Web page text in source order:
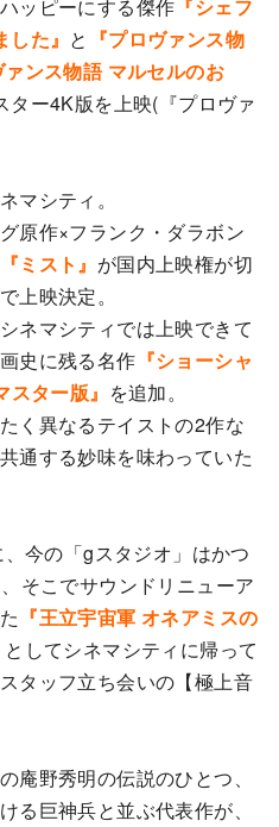
ッピーにする傑作 『シェフ
た』 と 『プロヴァンス物
ンス物語 マルセルのお
ター4K版を上映(『プロヴァ
マシティ。
原作×フランク・ダラボン
『ミスト』 が国内上映権が切
上映決定。
ネマシティでは上映できて
史に残る名作 『ショーシャ
ター版』 を追加。
く異なるテイストの2作な
通する妙味を味わっていた
今の「gスタジオ」はかつ
そこでサウンドリニューア
『王立宇宙軍 オネアミスの
してシネマシティに帰って
タッフ立ち会いの【極上音
野秀明の伝説のひとつ、
る巨神兵と並ぶ代表作が、